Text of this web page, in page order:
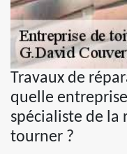
Travaux de
quelle
spécialiste de
tourner ?